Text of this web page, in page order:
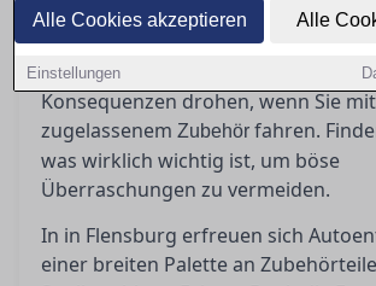
Alle Cookies akzeptieren Alle
Einstellungen
werden. In diesem Ratgeber klären
Zubehörteile eingetragen werden
ABE und Teilegutachten bedeuten
Konsequenzen drohen, wenn Sie
zugelassenem Zubehör fahren.
was wirklich wichtig ist, um böse
Überraschungen zu vermeiden.
In in Flensburg erfreuen sich
einer breiten Palette an